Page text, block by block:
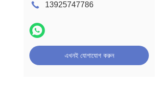
13925747786
এখনই যোগাযোগ করুন